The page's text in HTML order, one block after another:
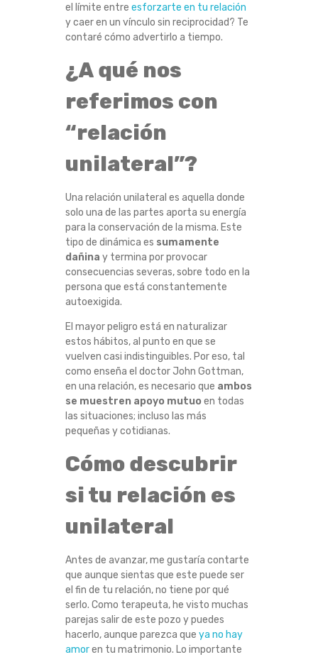
el límite entre esforzarte en tu relación
y caer en un vínculo sin reciprocidad? Te
contaré cómo advertirlo a tiempo.
¿A qué nos
referimos con
“relación
unilateral”?
Una relación unilateral es aquella donde
solo una de las partes aporta su energía
para la conservación de la misma. Este
tipo de dinámica es sumamente
dañina y termina por provocar
consecuencias severas, sobre todo en la
persona que está constantemente
autoexigida.
El mayor peligro está en naturalizar
estos hábitos, al punto en que se
vuelven casi indistinguibles. Por eso, tal
como enseña el doctor John Gottman,
en una relación, es necesario que ambos
se muestren apoyo mutuo en todas
las situaciones; incluso las más
pequeñas y cotidianas.
Cómo descubrir
si tu relación es
unilateral
Antes de avanzar, me gustaría contarte
que aunque sientas que este puede ser
el fin de tu relación, no tiene por qué
serlo. Como terapeuta, he visto muchas
parejas salir de este pozo y puedes
hacerlo, aunque parezca que ya no hay
amoren tu matrimonio. Lo importante